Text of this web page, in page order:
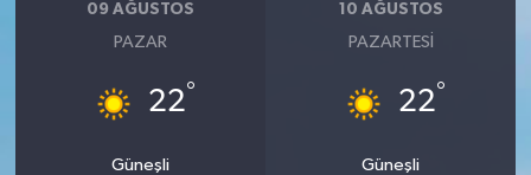
09 AĞUSTOS
PAZAR
22°
Güneşli
10 AĞUSTOS
PAZARTESI
22°
Güneşli